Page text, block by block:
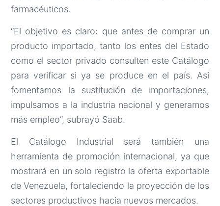
farmacéuticos.
“El objetivo es claro: que antes de comprar un
producto importado, tanto los entes del Estado
como el sector privado consulten este Catálogo
para verificar si ya se produce en el país. Así
fomentamos la sustitución de importaciones,
impulsamos a la industria nacional y generamos
más empleo”, subrayó Saab.
El Catálogo Industrial será también una
herramienta de promoción internacional, ya que
mostrará en un solo registro la oferta exportable
de Venezuela, fortaleciendo la proyección de los
sectores productivos hacia nuevos mercados.